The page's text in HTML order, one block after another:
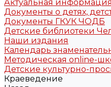
Актуальная информация
Документы о детях,
Документы ГКУК ЧОДБ
Детские библиотеки
Наши издания
Календарь
Методическая online-
Детские культурно-
Краеведение